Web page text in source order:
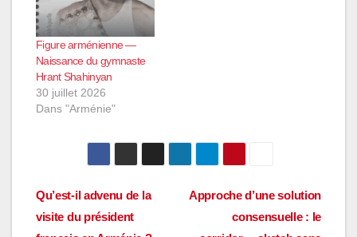
Figure arménienne —
Naissance du gymnaste
Hrant Shahinyan
30 juillet 2026
Dans "Arménie"
Navigation
Approche d’une solution
consensuelle : le
Qu’est-il advenu de la
visite du président